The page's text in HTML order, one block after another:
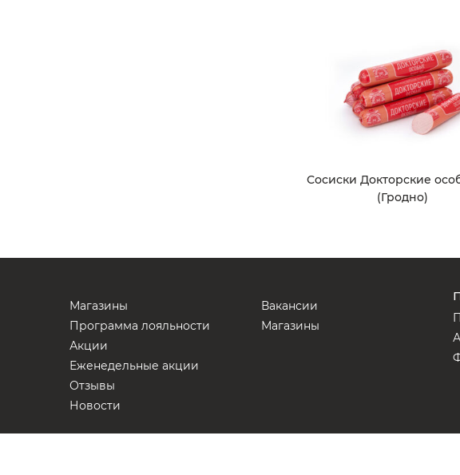
Сосиски Докторские
(Гродно)
Магазины
Программа лояльности
Акции
Еженедельные акции
Отзывы
Новости
Вакансии
Магазины